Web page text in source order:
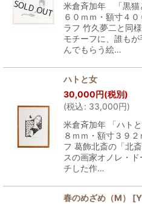
米倉斉加年 「黒猫
６０ｍｍ・額寸４
ラフ 竹久夢二と同
モチーフに、誰も
んでもらう絵…
ハトと女
30,000円(税別)
(税込: 33,000円)
米倉斉加年 「ハト
８ｍｍ・額寸３９
フ 葛飾北斎の「北
スの画家オノレ・
チした作…
春のめざめ（M） [